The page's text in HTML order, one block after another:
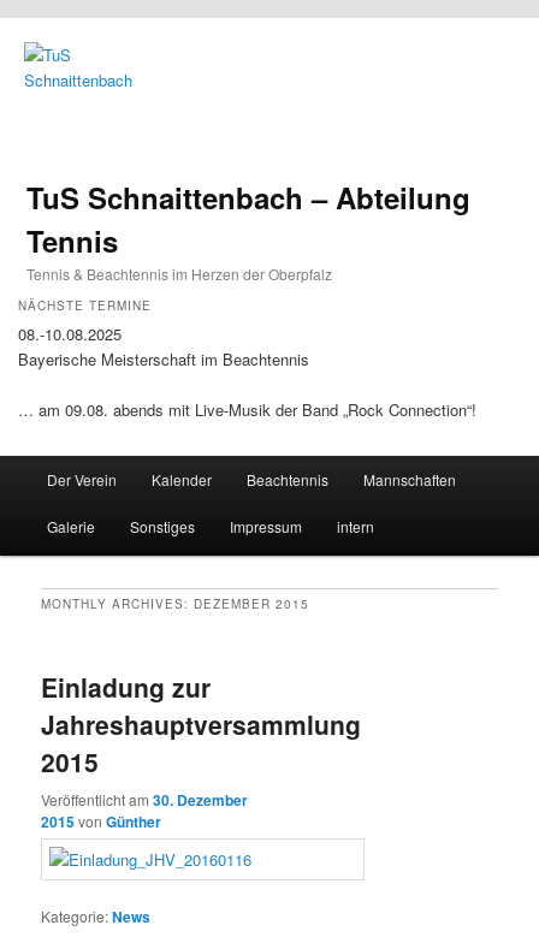
TuS Schnaittenbach – Abteilung
Tennis
Tennis & Beachtennis im Herzen der Oberpfalz
NÄCHSTE TERMINE
08.-10.08.2025
Bayerische Meisterschaft im Beachtennis
… am 09.08. abends mit Live-Musik der Band „Rock Connection“!
Skip to primary content
Skip to secondary content
Der Verein Kalender Beachtennis Mannschaften
Galerie Sonstiges Impressum intern
MONTHLY ARCHIVES: DEZEMBER 2015
Einladung zur
Jahreshauptversammlung
2015
Veröffentlicht am30. Dezember
2015vonGünther
Kategorie:News